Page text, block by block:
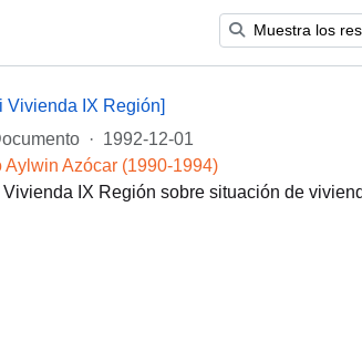
Muestra los
Vivienda IX Región]
· 1992-12-01
Aylwin Azócar (1990-1994)
IX Región sobre situación de